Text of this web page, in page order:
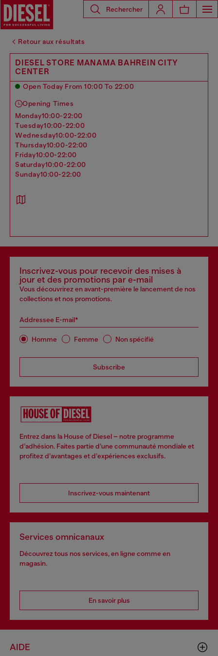
Rechercher
Retour aux résultats
DIESEL STORE MANAMA BAHREIN CITY
CENTER
Open Today From 10:00 To 22:00
Opening Times
monday10:00-22:00
tuesday10:00-22:00
wednesday10:00-22:00
thursday10:00-22:00
friday10:00-22:00
saturday10:00-22:00
sunday10:00-22:00
Inscrivez-vous pour recevoir des mises à
jour et des promotions par e-mail
Vous découvrirez en avant-première le lancement de nos
collections et nos promotions.
Addressee E-mail*
Homme Femme Non spécifié
Subscribe
Entrez dans la House of Diesel – notre programme
d’adhésion. Faites partie d’une communauté mondiale et
profitez d’avantages et d’expériences exclusifs.
Inscrivez-vous maintenant
Services omnicanaux
Découvrez tous nos services, en ligne comme en
magasin.
En savoir plus
AIDE